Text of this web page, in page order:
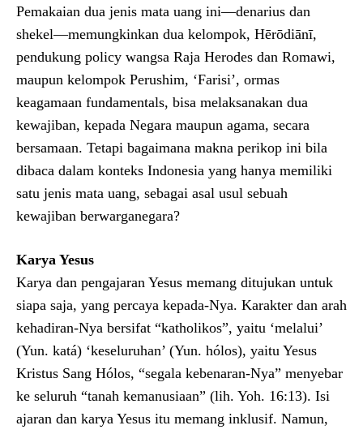
Pemakaian dua jenis mata uang ini—denarius dan
shekel—memungkinkan dua kelompok, Hērōdiānī,
pendukung policy wangsa Raja Herodes dan Romawi,
maupun kelompok Perushim, ‘Farisi’, ormas
keagamaan fundamentals, bisa melaksanakan dua
kewajiban, kepada Negara maupun agama, secara
bersamaan. Tetapi bagaimana makna perikop ini bila
dibaca dalam konteks Indonesia yang hanya memiliki
satu jenis mata uang, sebagai asal usul sebuah
kewajiban berwarganegara?
Karya Yesus
Karya dan pengajaran Yesus memang ditujukan untuk
siapa saja, yang percaya kepada-Nya. Karakter dan arah
kehadiran-Nya bersifat “katholikos”, yaitu ‘melalui’
(Yun. katá) ‘keseluruhan’ (Yun. hólos), yaitu Yesus
Kristus Sang Hólos, “segala kebenaran-Nya” menyebar
ke seluruh “tanah kemanusiaan” (lih. Yoh. 16:13). Isi
ajaran dan karya Yesus itu memang inklusif. Namun,